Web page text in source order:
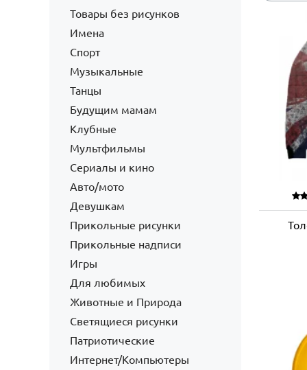
Товары без рисунков
Имена
Спорт
Музыкальные
Танцы
Будущим мамам
Клубные
Мультфильмы
Сериалы и кино
Авто/мото
Девушкам
Прикольные рисунки
Прикольные надписи
Игры
Для любимых
Животные и Природа
Светящиеся рисунки
Патриотические
Интернет/Компьютеры